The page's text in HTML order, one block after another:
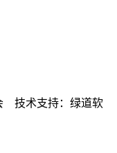
技术支持：绿道软